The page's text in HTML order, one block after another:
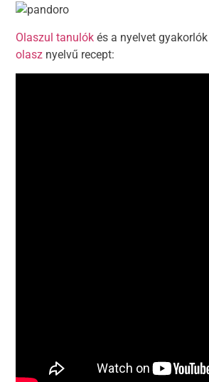
Olaszul tanulók és a nyelvet
olasz nyelvű recept: